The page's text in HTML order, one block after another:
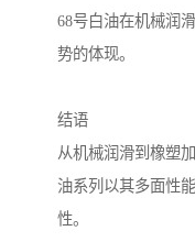
68号白油在机械润
势的体现。
结语
从机械润滑到橡塑
油系列以其多面性
性。